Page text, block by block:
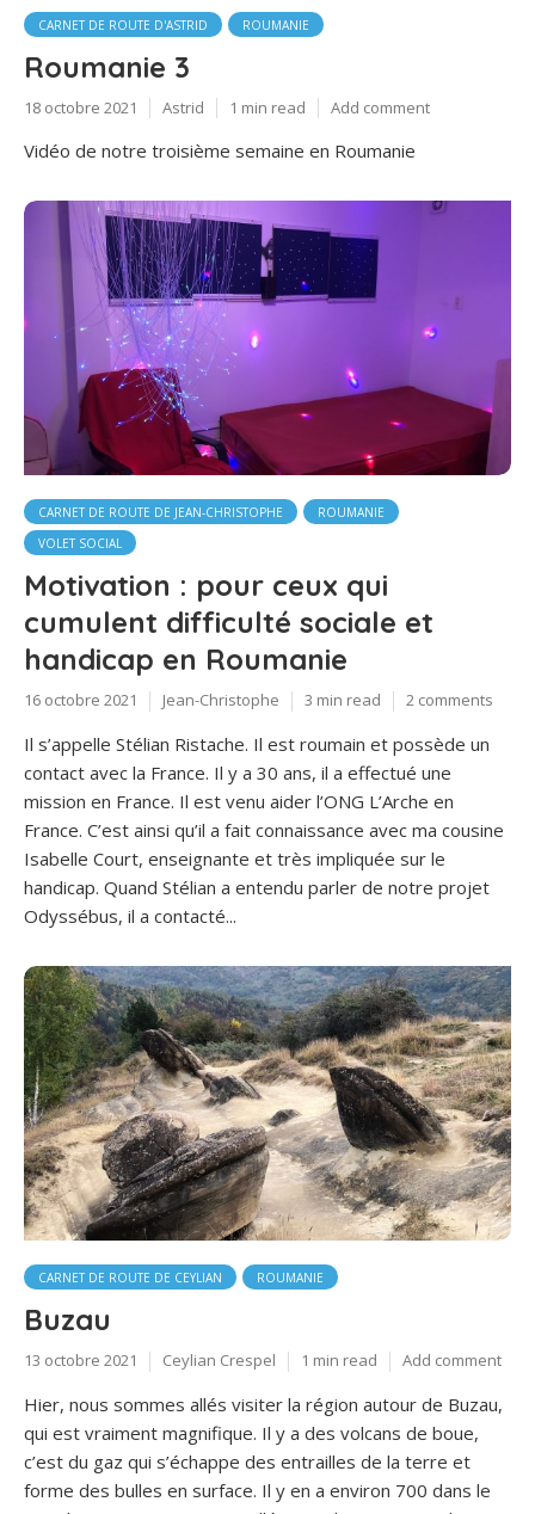
CARNET DE ROUTE D'ASTRID ROUMANIE
Roumanie 3
18 octobre 2021 Astrid 1 min read Add comment
Vidéo de notre troisième semaine en Roumanie
CARNET DE ROUTE DE JEAN-CHRISTOPHE
ROUMANIE
VOLET SOCIAL
Motivation : pour ceux qui
cumulent difficulté sociale et
handicap en Roumanie
16 octobre 2021 Jean-Christophe 3 min read 2 comments
Il s’appelle Stélian Ristache. Il est roumain et possède un
contact avec la France. Il y a 30 ans, il a effectué une
mission en France. Il est venu aider l’ONG L’Arche en
France. C’est ainsi qu’il a fait connaissance avec ma cousine
Isabelle Court, enseignante et très impliquée sur le
handicap. Quand Stélian a entendu parler de notre projet
Odyssébus, il a contacté...
CARNET DE ROUTE DE CEYLIAN ROUMANIE
Buzau
13 octobre 2021 Ceylian Crespel 1 min read Add comment
Hier, nous sommes allés visiter la région autour de Buzau,
qui est vraiment magnifique. Il y a des volcans de boue,
c’est du gaz qui s’échappe des entrailles de la terre et
forme des bulles en surface. Il y en a environ 700 dans le